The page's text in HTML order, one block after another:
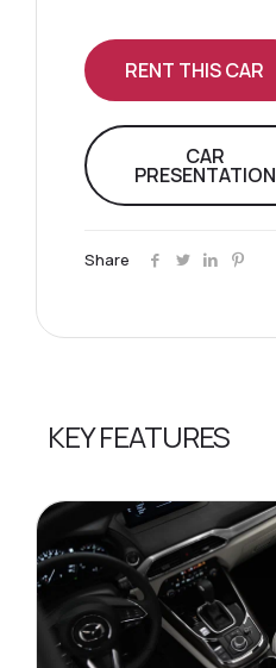
RENT THIS CAR
CAR
PRESENTATION
Share
KEY FEATURES